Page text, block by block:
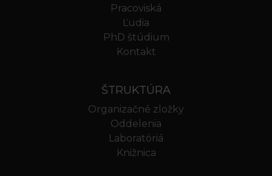
Pracoviská
Ľudia
PhD štúdium
Kontakt
ŠTRUKTÚRA
Organizačné zložky
Oddelenia
Laboratóriá
Knižnica